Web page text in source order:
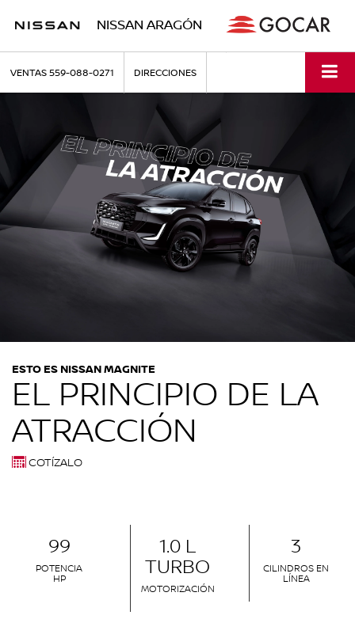
NISSAN ARAGÓN
VENTAS559-088-0271 DIRECCIONES
ESTO ES NISSAN MAGNITE
EL PRINCIPIO DE LA
ATRACCIÓN
COTÍZALO
99
POTENCIA
HP
1.0 L
TURBO
MOTORIZACIÓN
3
CILINDROS EN
LÍNEA